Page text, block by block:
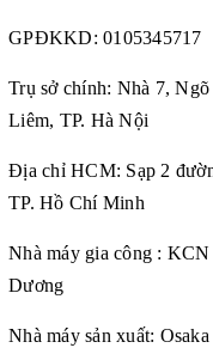
GPĐKKD: 0105345717
Trụ sở chính: Nhà 7,
Liêm, TP. Hà Nội
Địa chỉ HCM: Sạp 2
TP. Hồ Chí Minh
Nhà máy gia công :
Dương
Nhà máy sản xuất: